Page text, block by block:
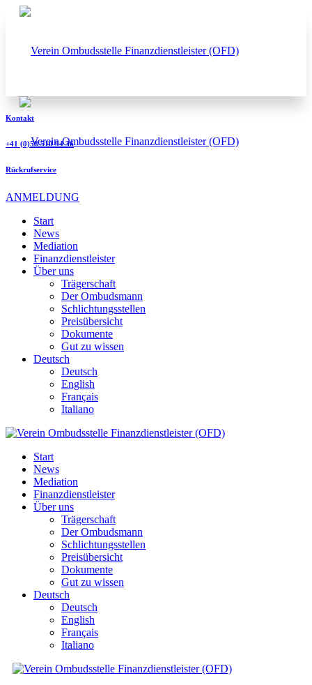
Kontakt
+41 (0)58 510 94 36
Rückrufservice
ANMELDUNG
Start
News
Mediation
Finanzdienstleister
Über uns
Trägerschaft
Der Ombudsmann
Schlichtungsstellen
Preisübersicht
Dokumente
Gut zu wissen
Deutsch
Deutsch
English
Français
Italiano
Start
News
Mediation
Finanzdienstleister
Über uns
Trägerschaft
Der Ombudsmann
Schlichtungsstellen
Preisübersicht
Dokumente
Gut zu wissen
Deutsch
Deutsch
English
Français
Italiano